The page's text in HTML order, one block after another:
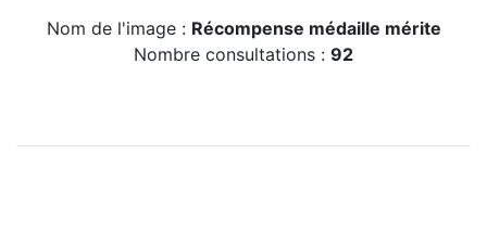
Nom de l'image : Récompense médaille mérite
Nombre consultations : 92